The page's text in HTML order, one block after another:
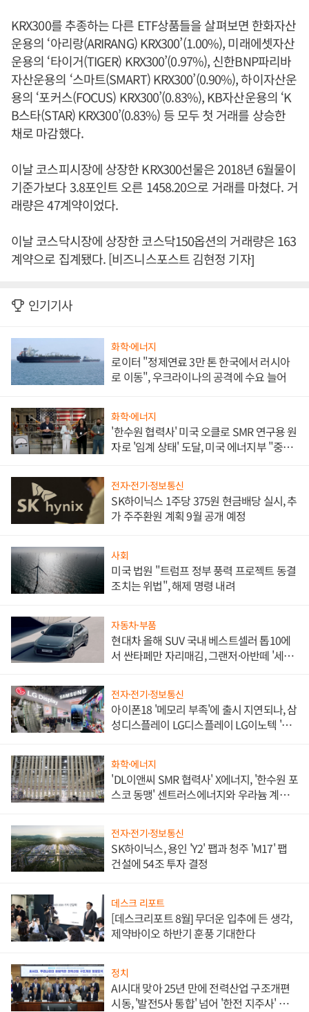
KRX300를 추종하는 다른 ETF상품들을 살펴보면 한화자산
운용의 ‘아리랑(ARIRANG) KRX300’(1.00%), 미래에셋자산
운용의 ‘타이거(TIGER) KRX300’(0.97%), 신한BNP파리바
자산운용의 ‘스마트(SMART) KRX300’(0.90%), 하이자산운
용의 ‘포커스(FOCUS) KRX300’(0.83%), KB자산운용의 ‘K
B스타(STAR) KRX300’(0.83%) 등 모두 첫 거래를 상승한
채로 마감했다.
이날 코스피시장에 상장한 KRX300선물은 2018년 6월물이
기준가보다 3.8포인트 오른 1458.20으로 거래를 마쳤다. 거
래량은 47계약이었다.
이날 코스닥시장에 상장한 코스닥150옵션의 거래량은 163
계약으로 집계됐다. [비즈니스포스트 김현정 기자]
인기기사
화학·에너지
로이터 "정제연료 3만 톤 한국에서 러시아
로 이동", 우크라이나의 공격에 수요 늘어
화학·에너지
'한수원 협력사' 미국 오클로 SMR 연구용 원
자로 '임계 상태' 도달, 미국 에너지부 "중요
전자·전기·정보통신
SK하이닉스 1주당 375원 현금배당 실시, 추
가 주주환원 계획 9월 공개 예정
사회
미국 법원 "트럼프 정부 풍력 프로젝트 동결
조치는 위법", 해제 명령 내려
자동차·부품
현대차 올해 SUV 국내 베스트셀러 톱10에
서 싼타페만 자리매김, 그랜저·아반떼 '세단
전자·전기·정보통신
아이폰18 '메모리 부족'에 출시 지연되나, 삼
성디스플레이 LG디스플레이 LG이노텍 '탈
화학·에너지
'DL이앤씨 SMR 협력사' X에너지, '한수원 포
스코 동맹' 센트러스에너지와 우라늄 계약
전자·전기·정보통신
SK하이닉스, 용인 'Y2' 팹과 청주 'M17' 팹
건설에 54조 투자 결정
데스크 리포트
[데스크리포트 8월] 무더운 입추에 든 생각,
제약바이오 하반기 훈풍 기대한다
정치
AI시대 맞아 25년 만에 전력산업 구조개편
시동, '발전5사 통합' 넘어 '한전 지주사' 재편